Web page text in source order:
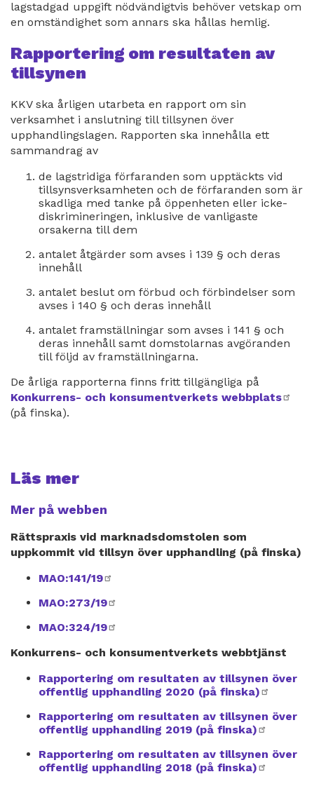
lagstadgad uppgift nödvändigtvis behöver vetskap om
en omständighet som annars ska hållas hemlig.
Rapportering om resultaten av
tillsynen
KKV ska årligen utarbeta en rapport om sin
verksamhet i anslutning till tillsynen över
upphandlingslagen. Rapporten ska innehålla ett
sammandrag av
de lagstridiga förfaranden som upptäckts vid
tillsynsverksamheten och de förfaranden som är
skadliga med tanke på öppenheten eller icke-
diskrimineringen, inklusive de vanligaste
orsakerna till dem
antalet åtgärder som avses i 139 § och deras
innehåll
antalet beslut om förbud och förbindelser som
avses i 140 § och deras innehåll
antalet framställningar som avses i 141 § och
deras innehåll samt domstolarnas avgöranden
till följd av framställningarna.
De årliga rapporterna finns fritt tillgängliga på
Konkurrens- och konsumentverkets webbplats
(på finska).
Läs mer
Mer på webben
Rättspraxis vid marknadsdomstolen som
uppkommit vid tillsyn över upphandling (på finska)
MAO:141/19
MAO:273/19
MAO:324/19
Konkurrens- och konsumentverkets webbtjänst
Rapportering om resultaten av tillsynen över
offentlig upphandling 2020 (på finska)
Rapportering om resultaten av tillsynen över
offentlig upphandling 2019 (på finska)
Rapportering om resultaten av tillsynen över
offentlig upphandling 2018 (på finska)